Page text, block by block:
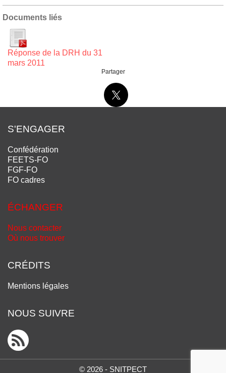
Documents liés
Réponse de la DRH du 31
mars 2011
Partager
S'ENGAGER
Confédération
FEETS-FO
FGF-FO
FO cadres
ÉCHANGER
Nous contacter
Où nous trouver
CRÉDITS
Mentions légales
NOUS SUIVRE
© 2026 - SNITPECT